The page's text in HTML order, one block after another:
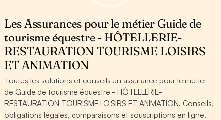
Les Assurances pour le métier Guide de
tourisme équestre - HÔTELLERIE-
RESTAURATION TOURISME LOISIRS
ET ANIMATION
Toutes les solutions et conseils en assurance pour le métier
de Guide de tourisme équestre - HÔTELLERIE-
RESTAURATION TOURISME LOISIRS ET ANIMATION. Conseils,
obligations légales, comparaisons et souscriptions en ligne.